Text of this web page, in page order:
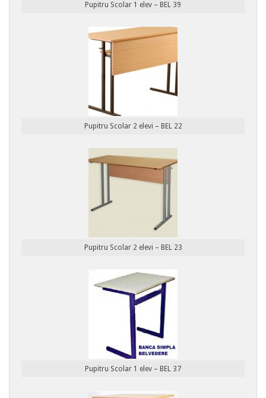
Pupitru Scolar 1 elev – BEL 39
Pupitru Scolar 2 elevi – BEL 22
Pupitru Scolar 2 elevi – BEL 23
Pupitru Scolar 1 elev – BEL 37